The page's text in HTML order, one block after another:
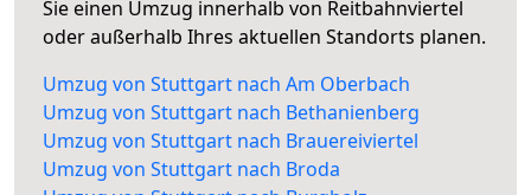
Sie einen Umzug innerhalb von Reitbahnviertel
oder außerhalb Ihres aktuellen Standorts planen.
Umzug von Stuttgart nach Am Oberbach
Umzug von Stuttgart nach Bethanienberg
Umzug von Stuttgart nach Brauereiviertel
Umzug von Stuttgart nach Broda